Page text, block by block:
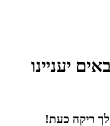
יעניינו
ריקה כעת!